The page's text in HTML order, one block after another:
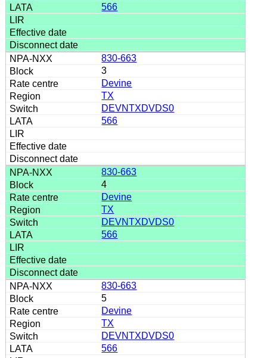
566
830-663
3
Devine
TX
DEVNTXDVDS0
566
830-663
4
Devine
TX
DEVNTXDVDS0
566
830-663
5
Devine
TX
DEVNTXDVDS0
566